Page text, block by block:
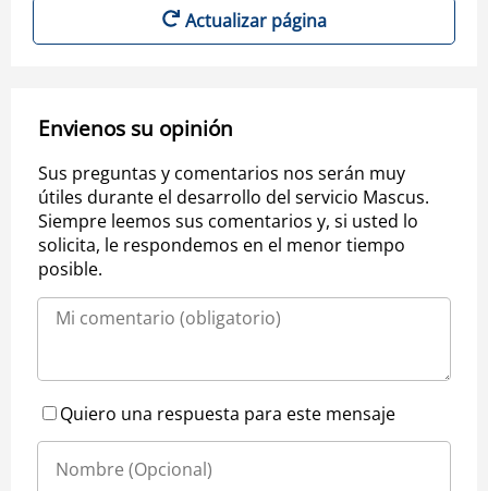
Actualizar página
Envienos su opinión
Sus preguntas y comentarios nos serán muy
útiles durante el desarrollo del servicio Mascus.
Siempre leemos sus comentarios y, si usted lo
solicita, le respondemos en el menor tiempo
posible.
Quiero una respuesta para este mensaje